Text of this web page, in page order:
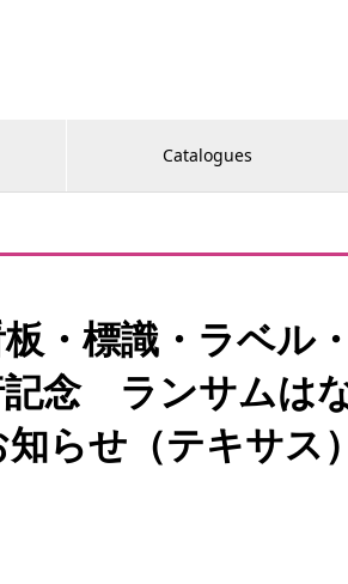
Catalogues
・標識・ラベル
記念 ランサムは
らせ（テキサス）